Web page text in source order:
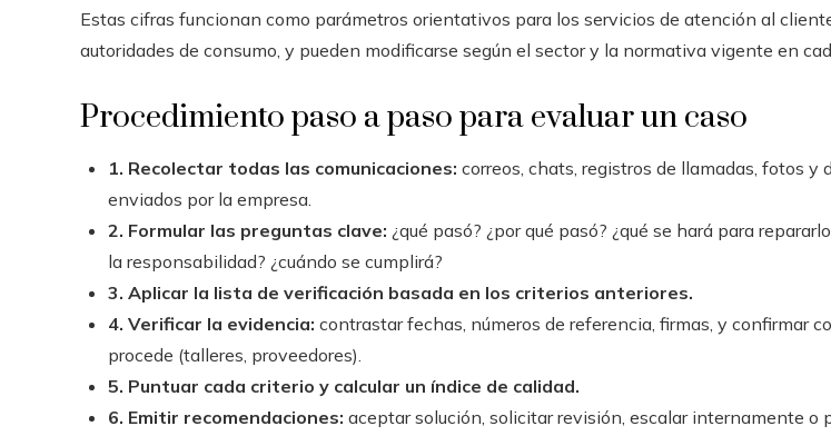
Estas cifras funcionan como parámetros orientativos para los servicios de atención al
autoridades de consumo, y pueden modificarse según el sector y la normativa vigente en
Procedimiento paso a paso para evaluar un caso
1. Recolectar todas las comunicaciones: correos, chats, registros de llamadas, fotos y
enviados por la empresa.
2. Formular las preguntas clave: ¿qué pasó? ¿por qué pasó? ¿qué se hará para
la responsabilidad? ¿cuándo se cumplirá?
3. Aplicar la lista de verificación basada en los criterios anteriores.
4. Verificar la evidencia: contrastar fechas, números de referencia, firmas, y confirmar
procede (talleres, proveedores).
5. Puntuar cada criterio y calcular un índice de calidad.
6. Emitir recomendaciones: aceptar solución, solicitar revisión, escalar internamente o